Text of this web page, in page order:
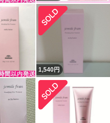
1,540円